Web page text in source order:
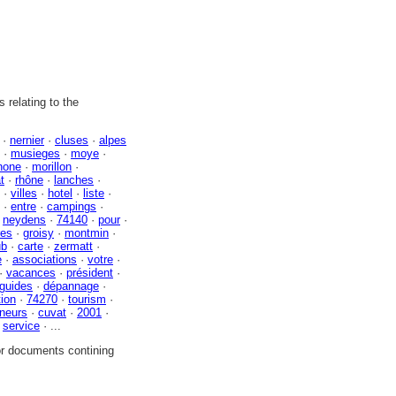
relating to the
· nernier· cluses · alpes
· musieges · moye ·
· morillon ·
· rhône · lanches ·
· villes · hotel · liste ·
· entre · campings ·
neydens · 74140 · pour·
· groisy · montmin ·
· carte · zermatt ·
· associations · votre ·
vacances · président ·
guides · dépannage ·
· 74270 · tourism ·
· cuvat · 2001 ·
service · ...
documents contining